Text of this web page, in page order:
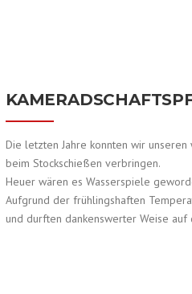
Die letzten Jahre konnten wir
beim Stockschießen verbringen.
Heuer wären es Wasserspiele
Aufgrund der frühlingshaften
und durften dankenswerter Weise auf